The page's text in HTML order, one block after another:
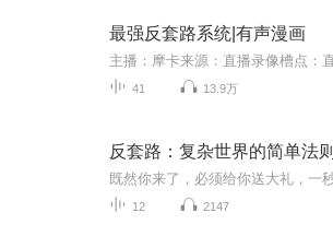
最强反套路系统|有声漫画
41 13.9万
反套路：复杂世界的简单法则
12 2147